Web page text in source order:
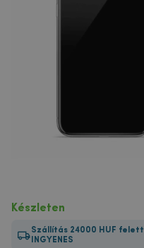
Készleten
Szállítás 24000 HUF felett
INGYENES